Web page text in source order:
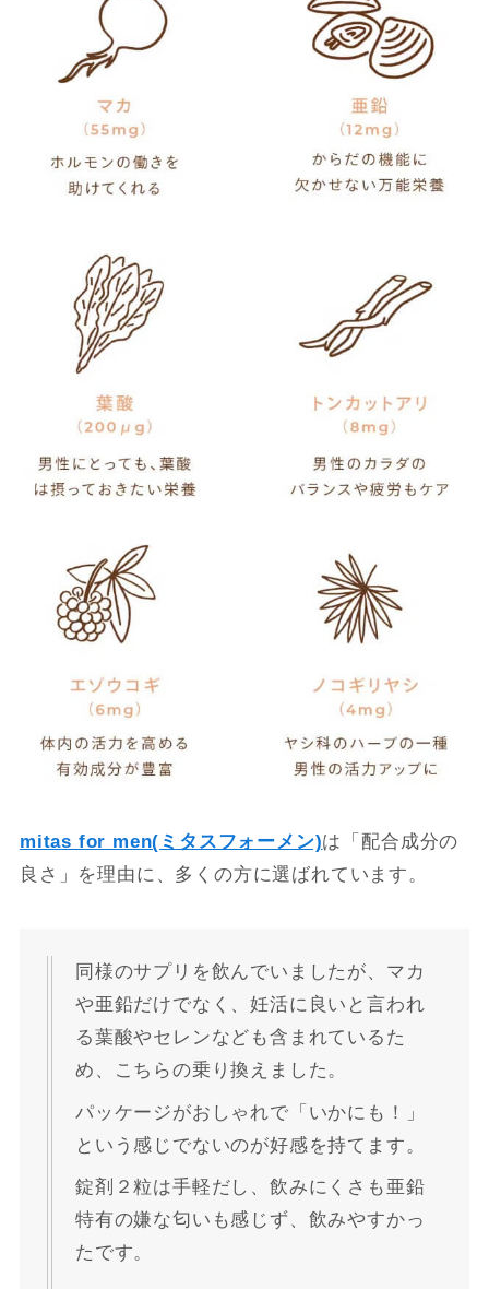
mitas for men(ミタスフォーメン)は「配合成分の
良さ」を理由に、多くの方に選ばれています。
同様のサプリを飲んでいましたが、マカ
や亜鉛だけでなく、妊活に良いと言われ
る葉酸やセレンなども含まれているた
め、こちらの乗り換えました。
パッケージがおしゃれで「いかにも！」
という感じでないのが好感を持てます。
錠剤２粒は手軽だし、飲みにくさも亜鉛
特有の嫌な匂いも感じず、飲みやすかっ
たです。